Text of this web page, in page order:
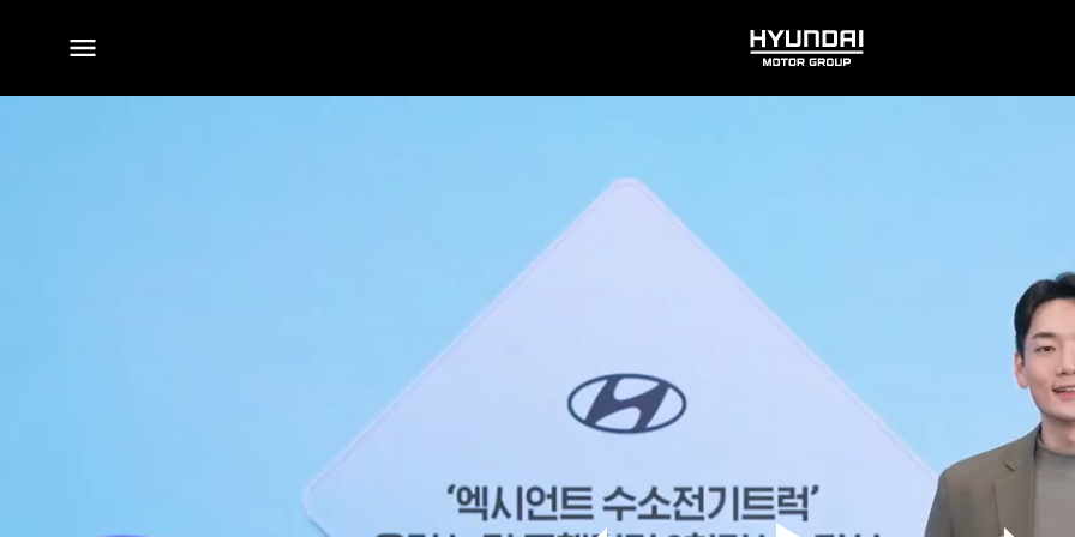
전체
HYUNDAI
MOTOR